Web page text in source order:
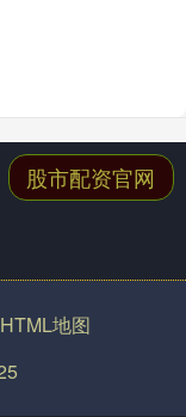
股市配资官网
HTML地图